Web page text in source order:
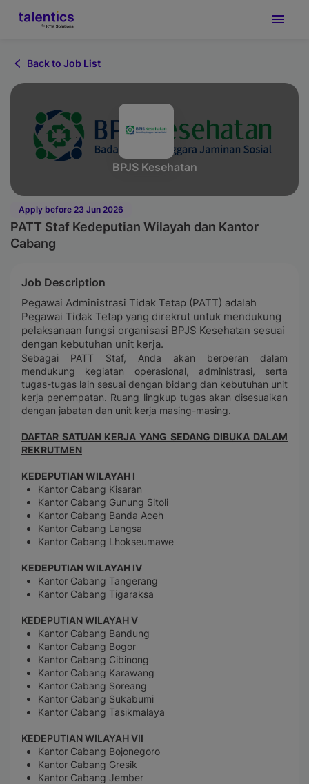
Back to Job List
BPJS Kesehatan
Apply before 23 Jun 2026
PATT Staf Kedeputian Wilayah dan Kantor
Cabang
Job Description
Pegawai Administrasi Tidak Tetap (PATT) adalah
Pegawai Tidak Tetap yang direkrut untuk mendukung
pelaksanaan fungsi organisasi BPJS Kesehatan sesuai
dengan kebutuhan unit kerja.
Sebagai PATT Staf, Anda akan berperan dalam
mendukung kegiatan operasional, administrasi, serta
tugas-tugas lain sesuai dengan bidang dan kebutuhan unit
kerja penempatan. Ruang lingkup tugas akan disesuaikan
dengan jabatan dan unit kerja masing-masing.
DAFTAR SATUAN KERJA YANG SEDANG DIBUKA DALAM
REKRUTMEN
KEDEPUTIAN WILAYAH I
Kantor Cabang Kisaran
Kantor Cabang Gunung Sitoli
Kantor Cabang Banda Aceh
Kantor Cabang Langsa
Kantor Cabang Lhokseumawe
KEDEPUTIAN WILAYAH IV
Kantor Cabang Tangerang
Kantor Cabang Tigaraksa
KEDEPUTIAN WILAYAH V
Kantor Cabang Bandung
Kantor Cabang Bogor
Kantor Cabang Cibinong
Kantor Cabang Karawang
Kantor Cabang Soreang
Kantor Cabang Sukabumi
Kantor Cabang Tasikmalaya
KEDEPUTIAN WILAYAH VII
Kantor Cabang Bojonegoro
Kantor Cabang Gresik
Kantor Cabang Jember